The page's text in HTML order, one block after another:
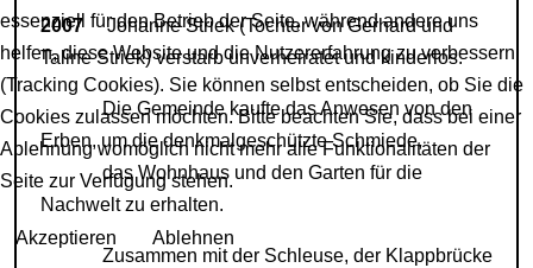
2007Johanne Striek (Tochter von Gerhard und
Taline Striek) verstarb unverheiratet und kinderlos.
Die Gemeinde kaufte das Anwesen von den
Erben, um die denkmalgeschützte Schmiede,
das Wohnhaus und den Garten für die
Nachwelt zu erhalten.
Zusammen mit der Schleuse, der Klappbrücke
essenziell für den Betrieb der Seite, während andere uns
helfen, diese Website und die Nutzererfahrung zu verbessern
(Tracking Cookies). Sie können selbst entscheiden, ob Sie die
Cookies zulassen möchten. Bitte beachten Sie, dass bei einer
Ablehnung womöglich nicht mehr alle Funktionalitäten der
Seite zur Verfügung stehen.
Akzeptieren Ablehnen